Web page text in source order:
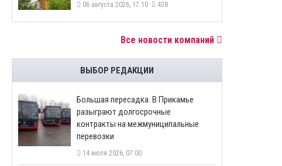
06 августа 2026, 17:10 438
Все новости компаний
ВЫБОР РЕДАКЦИИ
Большая пересадка. В Прикамье
разыграют долгосрочные
контракты на межмуниципальные
перевозки
14 июля 2026, 07:00